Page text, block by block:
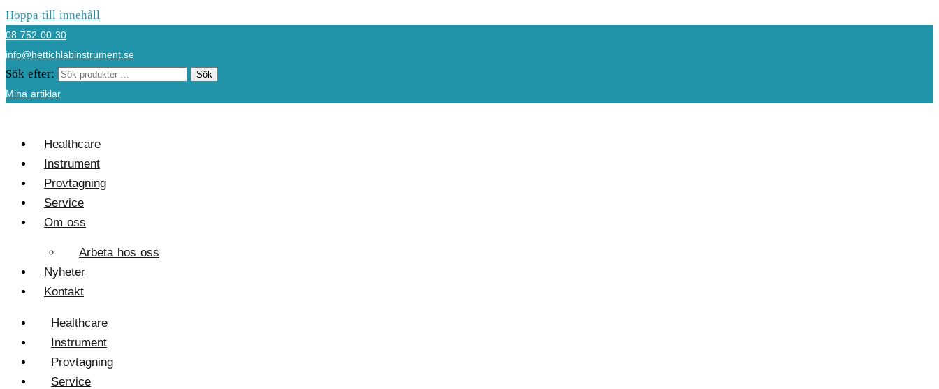
Hoppa till innehåll
08 752 00 30
info@hettichlabinstrument.se
Sök efter: Sök
Mina artiklar
Healthcare
Instrument
Provtagning
Service
Om oss
Arbeta hos oss
Nyheter
Kontakt
Healthcare
Instrument
Provtagning
Service